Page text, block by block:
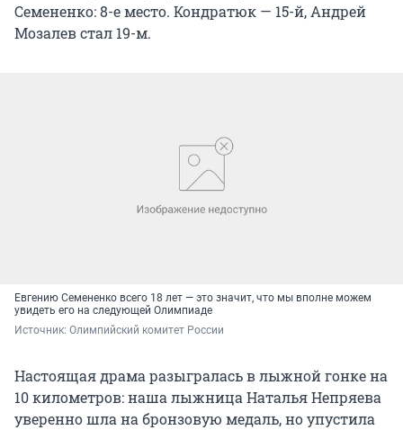
Семененко: 8-е место. Кондратюк — 15-й, Андрей
Мозалев стал 19-м.
Евгению Семененко всего 18 лет — это значит, что мы вполне можем
увидеть его на следующей Олимпиаде
Источник: Олимпийский комитет России
Настоящая драма разыгралась в лыжной гонке на
10 километров: наша лыжница Наталья Непряева
уверенно шла на бронзовую медаль, но упустила